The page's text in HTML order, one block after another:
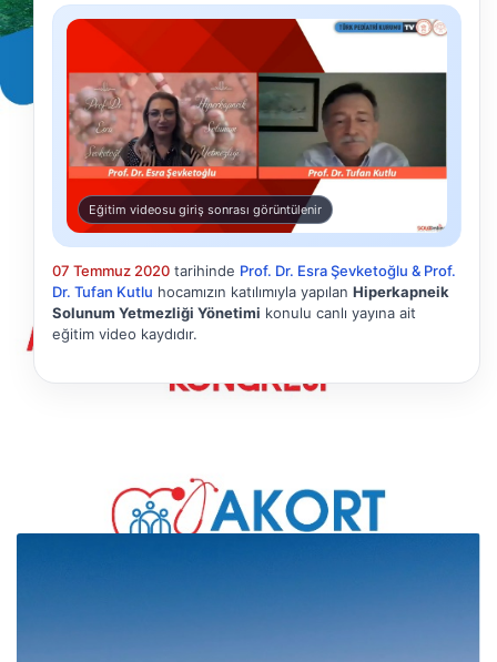
Eğitim videosu giriş sonrası görüntülenir
07 Temmuz 2020 tarihinde Prof. Dr. Esra Şevketoğlu & Prof.
Dr. Tufan Kutlu hocamızın katılımıyla yapılan Hiperkapneik
Solunum Yetmezliği Yönetimi konulu canlı yayına ait
eğitim video kaydıdır.